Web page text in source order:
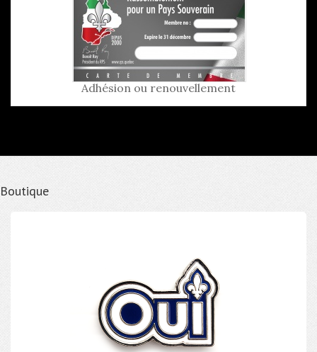
Adhésion ou renouvellement
Boutique